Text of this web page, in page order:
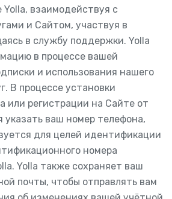
Yolla, взаимодействуя с
и Сайтом, участвуя в
в службу поддержки. Yolla
в процессе вашей
и использования нашего
В процессе установки
или регистрации на Сайте от
указать ваш номер телефона,
для целей идентификации
номера
Yolla также сохраняет ваш
почты, чтобы отправлять вам